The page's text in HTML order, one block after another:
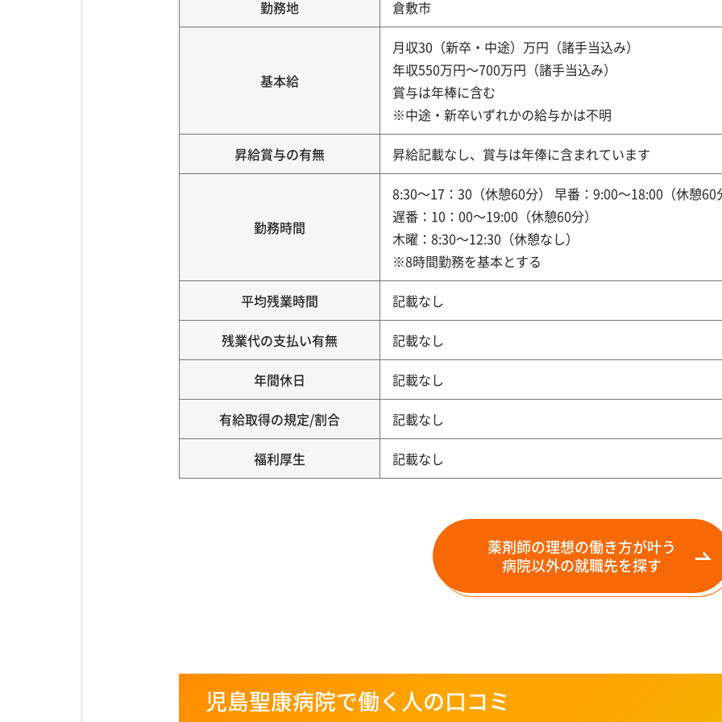
勤務地 倉敷市
基本給
月収30（新卒・中途）万円（諸手当込み）
年収550万円～700万円（諸手当込み）
賞与は年棒に含む
※中途・新卒いずれかの給与かは不明
昇給賞与の有無 昇給記載なし、賞与は年俸に含まれています
勤務時間
8:30～17：30（休憩60分） 早番：9:00～18:00（休憩60
遅番：10：00～19:00（休憩60分）
木曜：8:30～12:30（休憩なし）
※8時間勤務を基本とする
平均残業時間 記載なし
残業代の支払い有無 記載なし
年間休日 記載なし
有給取得の規定/割合 記載なし
福利厚生 記載なし
薬剤師の理想の働き方が叶う
病院以外の就職先を探す
児島聖康病院で働く人の口コミ